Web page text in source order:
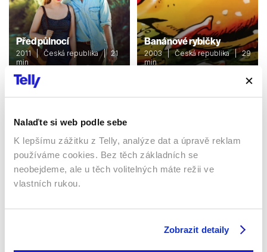
Nalaďte si web podle sebe
K lepšímu zážitku z Telly, analýze dat a úpravě reklam
používáme cookies. Bez těch základních se
neobejdeme, ale u těch volitelných máte režii ve
vlastních rukou.
Zobrazit detaily
Před půlnocí
2011 | Česká republika | 21
min
Pořady / Talk show / Show
Banánové rybičky
2003 | Česká republika | 29
min
Sledujte kdekoliv až na 6 zařízeních
po celé EU, a to až na 6 zařízeních.